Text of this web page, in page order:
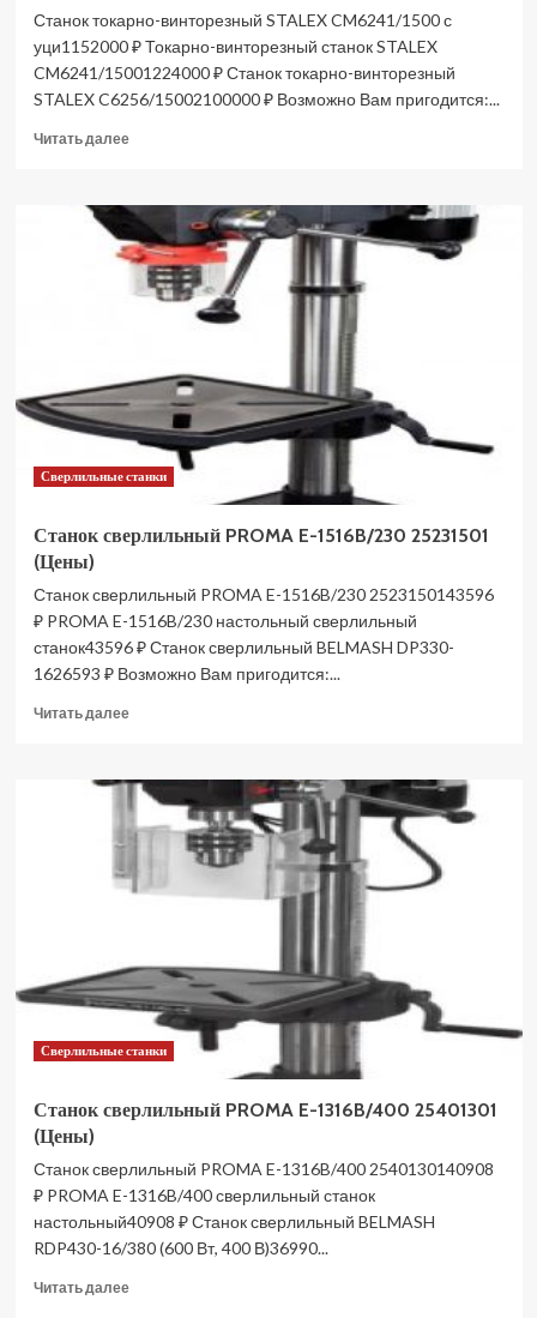
Станок токарно-винторезный STALEX CM6241/1500 с
уци1152000 ₽ Токарно-винторезный станок STALEX
CM6241/15001224000 ₽ Станок токарно-винторезный
STALEX C6256/15002100000 ₽ Возможно Вам пригодится:...
Читать далееПрочитать
Станок
токарно-
винторезный
STALEX
CM6241/1500
Сверлильные станки
Станок сверлильный PROMA E-1516B/230 25231501
(Цены)
Станок сверлильный PROMA E-1516B/230 2523150143596
₽ PROMA E-1516B/230 настольный сверлильный
станок43596 ₽ Станок сверлильный BELMASH DP330-
1626593 ₽ Возможно Вам пригодится:...
Читать далееПрочитать
Станок
сверлильный
PROMA
1516B/230
25231501
Сверлильные станки
Станок сверлильный PROMA E-1316B/400 25401301
(Цены)
Станок сверлильный PROMA E-1316B/400 2540130140908
₽ PROMA E-1316B/400 сверлильный станок
настольный40908 ₽ Станок сверлильный BELMASH
RDP430-16/380 (600 Вт, 400 В)36990...
Читать далееПрочитать